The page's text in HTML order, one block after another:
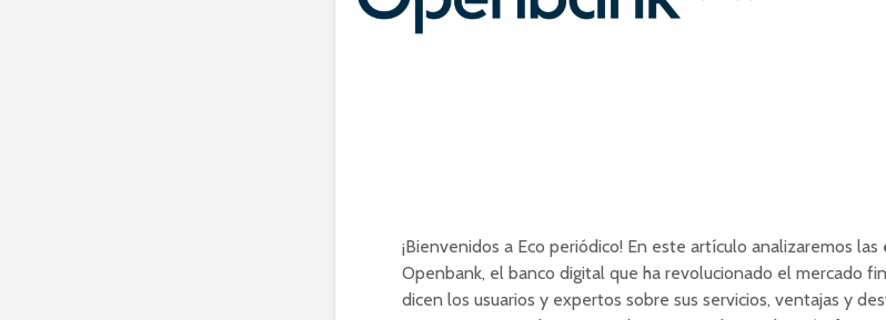
¡Bienvenidos a Eco periódico! En este artículo analizaremos las
Openbank, el banco digital que ha revolucionado el mercado
dicen los usuarios y expertos sobre sus servicios, ventajas y